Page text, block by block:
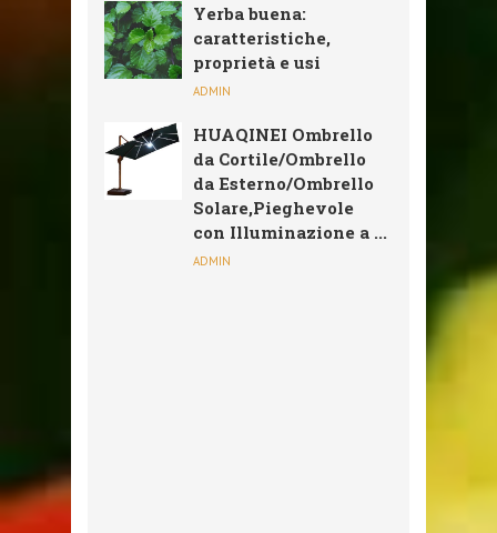
Yerba buena:
caratteristiche,
proprietà e usi
ADMIN
HUAQINEI Ombrello
da Cortile/Ombrello
da Esterno/Ombrello
Solare,Pieghevole
con Illuminazione a ...
ADMIN